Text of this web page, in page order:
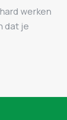
werken
dat je